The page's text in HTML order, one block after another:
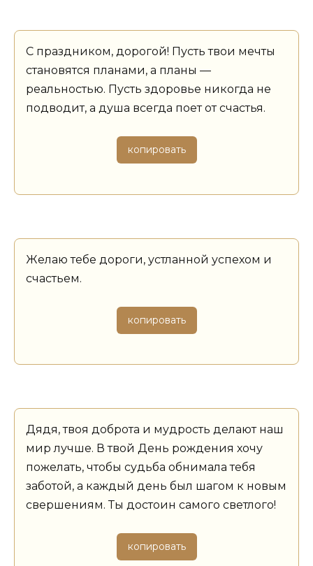
С праздником, дорогой! Пусть твои мечты
становятся планами, а планы —
реальностью. Пусть здоровье никогда не
подводит, а душа всегда поет от счастья.
копировать
Желаю тебе дороги, устланной успехом и
счастьем.
копировать
Дядя, твоя доброта и мудрость делают наш
мир лучше. В твой День рождения хочу
пожелать, чтобы судьба обнимала тебя
заботой, а каждый день был шагом к новым
свершениям. Ты достоин самого светлого!
копировать